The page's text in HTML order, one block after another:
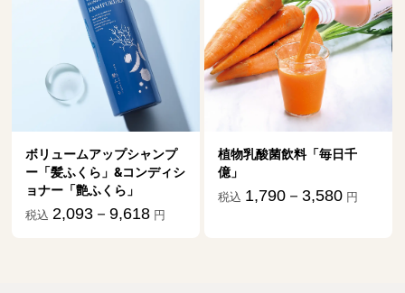
ボリュームアップシャンプ
ー「髪ふくら」&コンディシ
ョナー「艶ふくら」
税込 2,093－9,618 円
植物乳酸菌飲料「毎日千
億」
税込 1,790－3,580 円